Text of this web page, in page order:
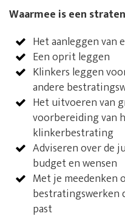
Waarmee is een
Het aanleggen van
Een oprit leggen
Klinkers leggen
andere
Het uitvoeren van
voorbereiding van
klinkerbestrating
Adviseren over de
budget en wensen
Met je meedenken
past